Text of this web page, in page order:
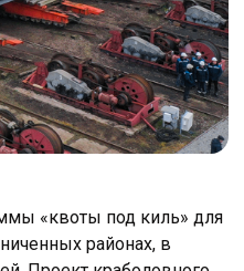
«квоты под киль» для
районах, в